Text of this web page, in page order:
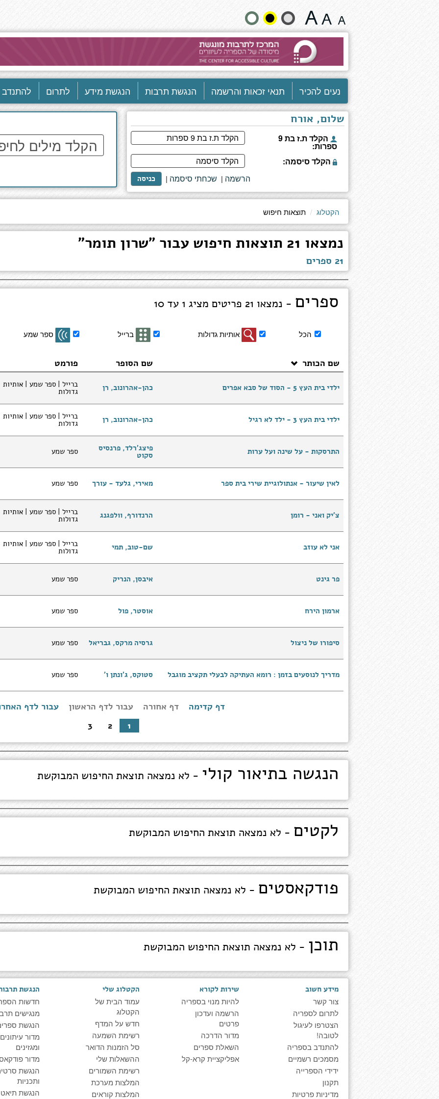
חיפוש
שנה
גודל
וצבעים:
נעים להכיר תנאי זכאות והרשמה הנגשת תרבות הנגשת מידע לתרום להתנדב
שלום, אורח
הקלד ת.ז בת 9
ספרות:
הקלד סיסמה:
כניסה | שכחתי סיסמה | הרשמה
הקלד
מילים
לחיפוש
הקטלוג תוצאות חיפוש
נמצאו 21 תוצאות חיפוש עבור "שרון תומר"
21 ספרים
ספרים - נמצאו 21 פריטים מציג 1 עד 10
ספרים
הכל אותיות גדולות ברייל ספר שמע
שם הכותר שם הסופר פורמט
ילדי בית העץ 5 - הסוד של סבא אפרים כהן-אהרונוב, רן ברייל | ספר שמע | אותיות
גדולות
ילדי בית העץ 3 - ילד לא רגיל כהן-אהרונוב, רן ברייל | ספר שמע | אותיות
גדולות
התרסקות - על שינה ועל ערות פיצג'רלד, פרנסיס
סקוט ספר שמע
לאין שיעור - אנתולוגיית שירי בית ספר מאירי, גלעד - עורך ספר שמע
צ'יק ואני - רומן הרנדורף, וולפגנג ברייל | ספר שמע | אותיות
גדולות
אני לא עוזב שם-טוב, תמי ברייל | ספר שמע | אותיות
גדולות
פר גינט איבסן, הנריק ספר שמע
ארמון הירח אוסטר, פול ספר שמע
סיפורו של ניצול גרסיה מרקס, גבריאל ספר שמע
מדריך לנוסעים בזמן : רומא העתיקה לבעלי תקציב מוגבל סטוקס, ג'ונתן ו' ספר שמע
דף קדימה דף אחורה עבור
לדף
הראשון
עבור לדף הראשון
עבור לדף
1
2
3
הנגשה בתיאור קולי - לא נמצאה תוצאת החיפוש המבוקשת
לקטים - לא נמצאה תוצאת החיפוש המבוקשת
פודקאסטים - לא נמצאה תוצאת החיפוש המבוקשת
תוכן - לא נמצאה תוצאת החיפוש המבוקשת
מידע חשוב
צור קשר
לתרום לספריה
הצטרפו לעיגול
לטובה!
להתנדב בספריה
מסמכים רשמיים
ידידי הספרייה
תקנון
מדיניות פרטיות
שירות לקורא
להיות מנוי בספריה
הרשמה ועדכון
פרטים
מדור הדרכה
השאלת ספרים
אפליקציית קרא-קל
הקטלוג שלי
עמוד הבית של
הקטלוג
חדש על המדף
רשימת השמעה
סל הזמנות הדואר
ההשאלות שלי
רשימת השמורים
המלצות מערכת
המלצות קוראים
הנגשת
חדשות
מנגישים
הנגשת
מדור עיתונים
ומגזינים
מדור
הנגשת
ותכניות
הנגשת